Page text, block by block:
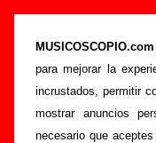
para mejorar la
incrustados, permitir
mostrar anuncios
necesario que
“Nowadays
Idaho (Letra e
Portada >The Pribata
Esta página
sobre lacanción